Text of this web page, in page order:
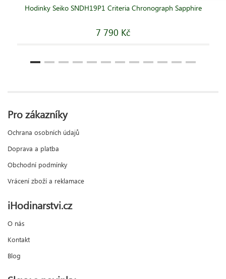
Hodinky Seiko SNDH19P1 Criteria Chronograph Sapphire
7 790 Kč
Pro zákazníky
Ochrana osobních údajů
Doprava a platba
Obchodní podmínky
Vrácení zboží a reklamace
iHodinarstvi.cz
O nás
Kontakt
Blog